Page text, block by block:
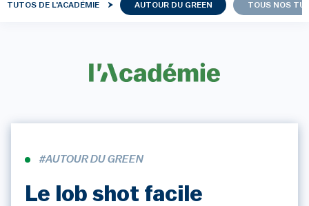
TUTOS DE L'ACADÉMIE AUTOUR DU GREEN TOUS NOS
#AUTOUR DU GREEN
Le lob shot facile